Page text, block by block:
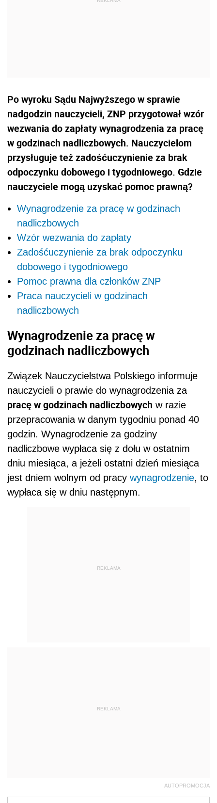
Po wyroku Sądu Najwyższego w sprawie
nadgodzin nauczycieli, ZNP przygotował wzór
wezwania do zapłaty wynagrodzenia za pracę
w godzinach nadliczbowych. Nauczycielom
przysługuje też zadośćuczynienie za brak
odpoczynku dobowego i tygodniowego. Gdzie
nauczyciele mogą uzyskać pomoc prawną?
Wynagrodzenie za pracę w godzinach
nadliczbowych
Wzór wezwania do zapłaty
Zadośćuczynienie za brak odpoczynku
dobowego i tygodniowego
Pomoc prawna dla członków ZNP
Praca nauczycieli w godzinach
nadliczbowych
Wynagrodzenie za pracę w
godzinach nadliczbowych
Związek Nauczycielstwa Polskiego informuje
nauczycieli o prawie do wynagrodzenia za
pracę w godzinach nadliczbowych w razie
przepracowania w danym tygodniu ponad 40
godzin. Wynagrodzenie za godziny
nadliczbowe wypłaca się z dołu w ostatnim
dniu miesiąca, a jeżeli ostatni dzień miesiąca
jest dniem wolnym od pracy wynagrodzenie, to
wypłaca się w dniu następnym.
REKLAMA
REKLAMA
AUTOPROMOCJA